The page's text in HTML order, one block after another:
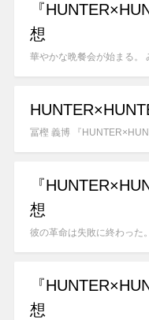
『
想
華やかな晩餐会が始まる。
冨樫 義博 『
『
想
彼の革命は失敗に終わった
『
想